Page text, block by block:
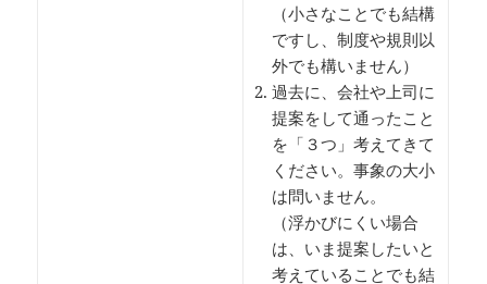
（小さなことでも結構
ですし、制度や規則以
外でも構いません）
過去に、会社や上司に
提案をして通ったこと
を「３つ」考えてきて
ください。事象の大小
は問いません。
（浮かびにくい場合
は、いま提案したいと
考えていることでも結